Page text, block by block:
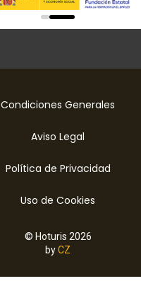
0 1
Condiciones Generales
Aviso Legal
Política de Privacidad
Uso de Cookies
© Hoturis 2026
byCZ